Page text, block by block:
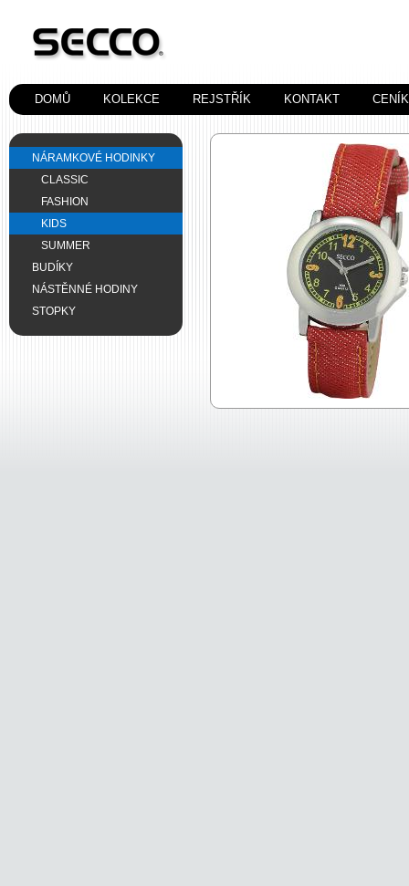
DOMŮ KOLEKCE REJSTŘÍK KONTAKT
NÁRAMKOVÉ HODINKY
CLASSIC
FASHION
KIDS
SUMMER
BUDÍKY
NÁSTĚNNÉ HODINY
STOPKY